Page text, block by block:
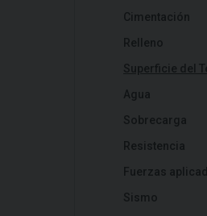
Cimentación
Relleno
Superficie del
Agua
Sobrecarga
Resistencia
Fuerzas
Sismo